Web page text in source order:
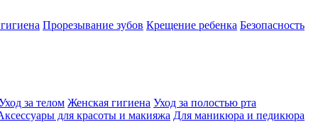
Прорезывание зубов Крещение ребенка Безопасность
за телом Женская гигиена Уход за полостью рта
для красоты и макияжа Для маникюра и педикюра